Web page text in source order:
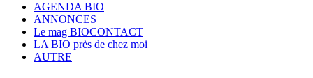
AGENDA BIO
ANNONCES
Le mag BIOCONTACT
LA BIO près de chez moi
AUTRE